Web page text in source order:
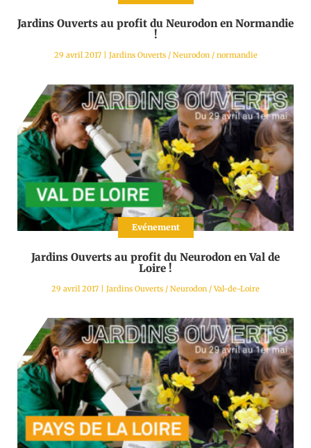
Jardins Ouverts au profit du Neurodon en Normandie
!
29 avril 2017| Jardins Ouverts/ Neurodon/ normandie
Evénement
Jardins Ouverts au profit du Neurodon en Val de
Loire !
29 avril 2017 Jardins Ouverts / Neurodon / Val-de-Loire